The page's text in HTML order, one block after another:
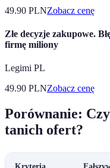
49.90 PLNZobacz cenę
Złe decyzje zakupowe.
firmę miliony
Legimi PL
49.90 PLNZobacz cenę
Porównanie:
tanich ofert?